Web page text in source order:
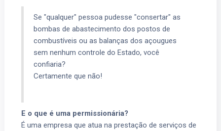
Se "qualquer" pessoa pudesse "consertar" as
bombas de abastecimento dos postos de
combustíveis ou as balanças dos açougues
sem nenhum controle do Estado, você
confiaria?
Certamente que não!
E o que é uma permissionária?
É uma empresa que atua na prestação de serviços de